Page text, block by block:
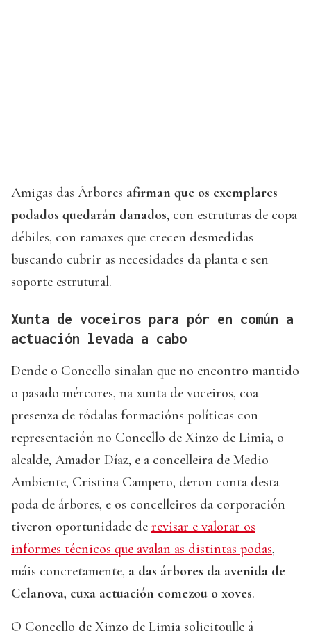
Amigas das Árbores afirman que os exemplares
podados quedarán danados, con estruturas de copa
débiles, con ramaxes que crecen desmedidas
buscando cubrir as necesidades da planta e sen
soporte estrutural.
Xunta de voceiros para pór en común a
actuación levada a cabo
Dende o Concello sinalan que no encontro mantido
o pasado mércores, na xunta de voceiros, coa
presenza de tódalas formacións políticas con
representación no Concello de Xinzo de Limia, o
alcalde, Amador Díaz, e a concelleira de Medio
Ambiente, Cristina Campero, deron conta desta
poda de árbores, e os concelleiros da corporación
tiveron oportunidade de revisar e valorar os
informes técnicos que avalan as distintas podas,
máis concretamente, a das árbores da avenida de
Celanova, cuxa actuación comezou o xoves.
O Concello de Xinzo de Limia solicitoulle á